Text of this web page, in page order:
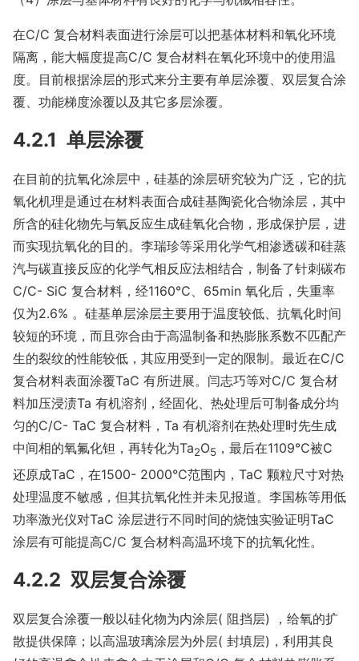
在C/C 复合材料表面进行涂层可以把基体材料和氧化环境
隔离，能大幅度提高C/C 复合材料在氧化环境中的使用温
度。目前根据涂层的形式来分主要有单层涂覆、双层复合涂
覆、功能梯度涂覆以及其它多层涂覆。
4.2.1 单层涂覆
在目前的抗氧化涂层中，硅基的涂层研究较为广泛，它的抗
氧化机理是通过在材料表面合成硅基陶瓷化合物涂层，其中
所含的硅化物先与氧反应生成硅氧化合物，形成保护层，进
而实现抗氧化的目的。李瑞珍等采用化学气相渗透碳和硅蒸
汽与碳直接反应的化学气相反应法相结合，制备了针刺碳布
C/C- SiC 复合材料，经1160℃、65min 氧化后，失重率
仅为2.6% 。硅基单层涂层主要用于温度较低、抗氧化时间
较短的环境，而且弥合由于高温制备和热膨胀系数不匹配产
生的裂纹的性能较低，其应用受到一定的限制。最近在C/C
复合材料表面涂覆TaC 有所进展。闫志巧等对C/C 复合材
料加压浸渍Ta 有机溶剂，经固化、热处理后可制备成分均
匀的C/C- TaC 复合材料，Ta 有机溶剂在热处理时先生成
中间相的氧氟化钽，再转化为Ta2O5 ，最后在1109℃被C
还原成TaC，在1500- 2000℃范围内，TaC 颗粒尺寸对热
处理温度不敏感，但其抗氧化性并未见报道。李国栋等用低
功率激光仪对TaC 涂层进行不同时间的烧蚀实验证明TaC
涂层有可能提高C/C 复合材料高温环境下的抗氧化性。
4.2.2 双层复合涂覆
双层复合涂覆一般以硅化物为内涂层( 阻挡层) ，给氧的扩
散提供保障；以高温玻璃涂层为外层( 封填层)，利用其良